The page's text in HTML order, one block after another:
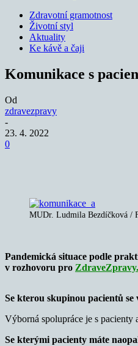
Zdravotní gramotnost
Životní styl
Aktuality
Ke kávě a čaji
Komunikace s
Od
zdravezpravy
-
23. 4. 2022
0
MUDr. Ludmila Bezdíčková /
Pandemická situace podle
v rozhovoru pro
Se kterou skupinou pacientů
Výborná spolupráce je s
Se kterými pacienty máte